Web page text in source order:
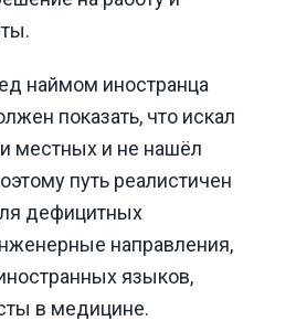
наймом иностранца
показать, что искал
местных и не нашёл
путь реалистичен
дефицитных
направления,
языков,
в медицине.